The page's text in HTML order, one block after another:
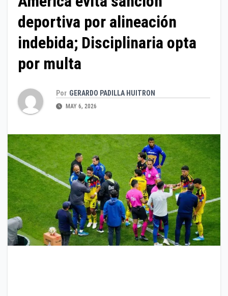
deportiva por alineación
indebida; Disciplinaria opta
por multa
Por GERARDO PADILLA HUITRON
MAY 6, 2026